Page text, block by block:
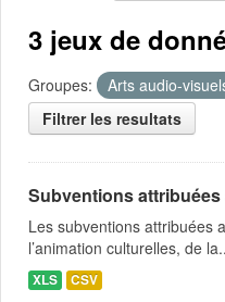
3 jeux de
Groupes: Arts audio-
Filtrer les resultats
Subventions
Les subventions attribuées
l’animation culturelles, de
XLS CSV